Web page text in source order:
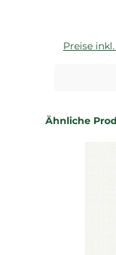
Preise
Produktgalerie
Ähnliche